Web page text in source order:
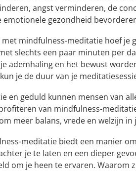
angst verminderen, de
emotionele gezondheid
met mindfulness-meditatie hoef je
slechts een paar minuten per
ademhaling en het bewust
je de duur van je
en geduld kunnen mensen van
van mindfulness-
meer balans, vrede en welzijn in
meditatie biedt een manier
je te laten en een dieper
om je heen te ervaren. Waarom